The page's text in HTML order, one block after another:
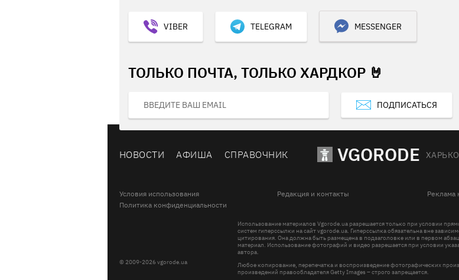
VIBER TELEGRAM MESSENGER
ТОЛЬКО ПОЧТА, ТОЛЬКО ХАРДКОР 🤘
ПОДПИСАТЬСЯ
НОВОСТИ АФИША СПРАВОЧНИК VGORODE
Условия использования Редакция и контакты
Реклама
Политика конфиденциальности
© 2009-2026 vgorode.ua
Использование материалов Vgorode.ua разрешается только при условии
систем гиперссылки на сайт vgorode.ua. Гиперссылка обязательна вне
цитирования. Она должна быть размещена в подзаголовке или в первом
материал. Использование фотографий и видео разрешается при условии
автора.
Любое копирование, перепечатка и воспроизведение фотографических
произведений правообладателя Getty Images – строго запрещается.